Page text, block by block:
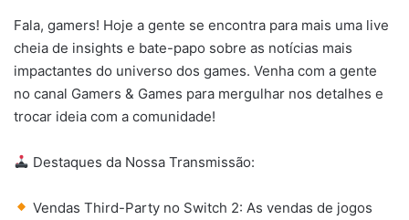
Fala, gamers! Hoje a gente se encontra para mais uma live
cheia de insights e bate-papo sobre as notícias mais
impactantes do universo dos games. Venha com a gente
no canal Gamers & Games para mergulhar nos detalhes e
trocar ideia com a comunidade!
Destaques da Nossa Transmissão:
Vendas Third-Party no Switch 2: As vendas de jogos